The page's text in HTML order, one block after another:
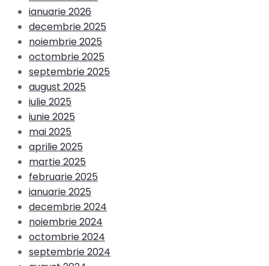
ianuarie 2026
decembrie 2025
noiembrie 2025
octombrie 2025
septembrie 2025
august 2025
iulie 2025
iunie 2025
mai 2025
aprilie 2025
martie 2025
februarie 2025
ianuarie 2025
decembrie 2024
noiembrie 2024
octombrie 2024
septembrie 2024